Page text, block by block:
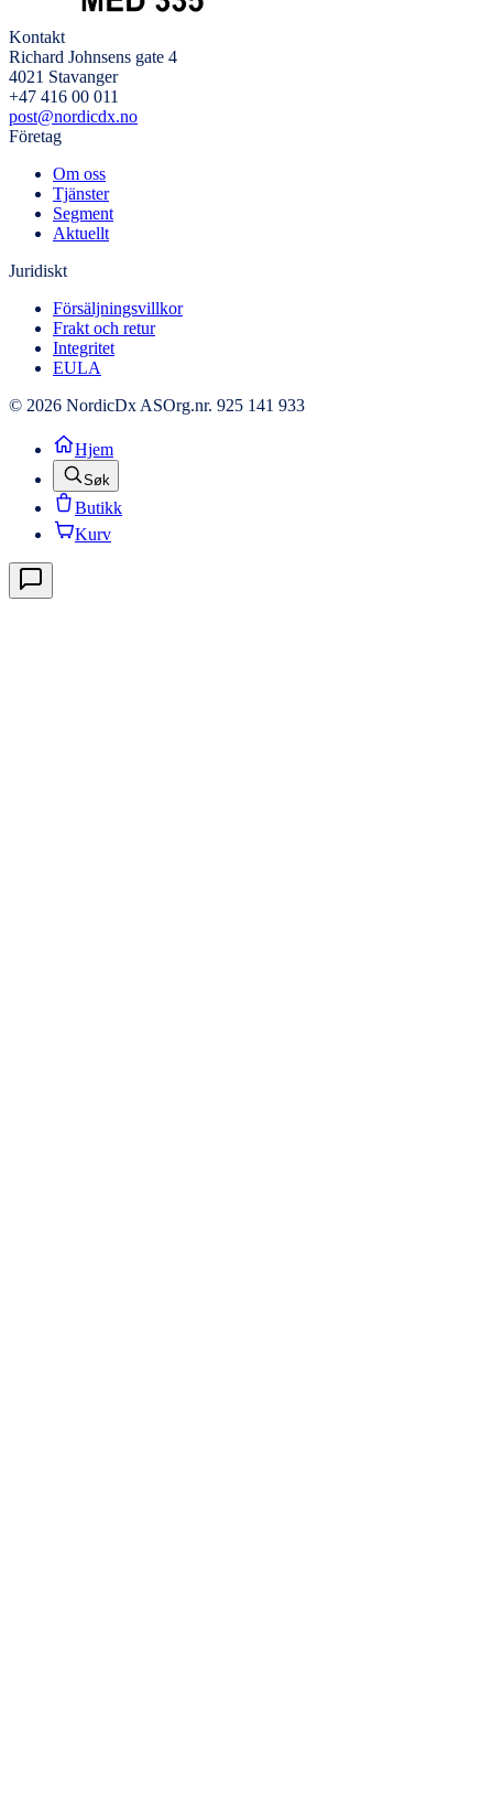
Kontakt
Richard Johnsens gate 4
4021 Stavanger
+47 416 00 011
post@nordicdx.no
Företag
Om oss
Tjänster
Segment
Aktuellt
Juridiskt
Försäljningsvillkor
Frakt och retur
Integritet
EULA
© 2026 NordicDx ASOrg.nr. 925 141 933
Hjem
Søk
Butikk
Kurv